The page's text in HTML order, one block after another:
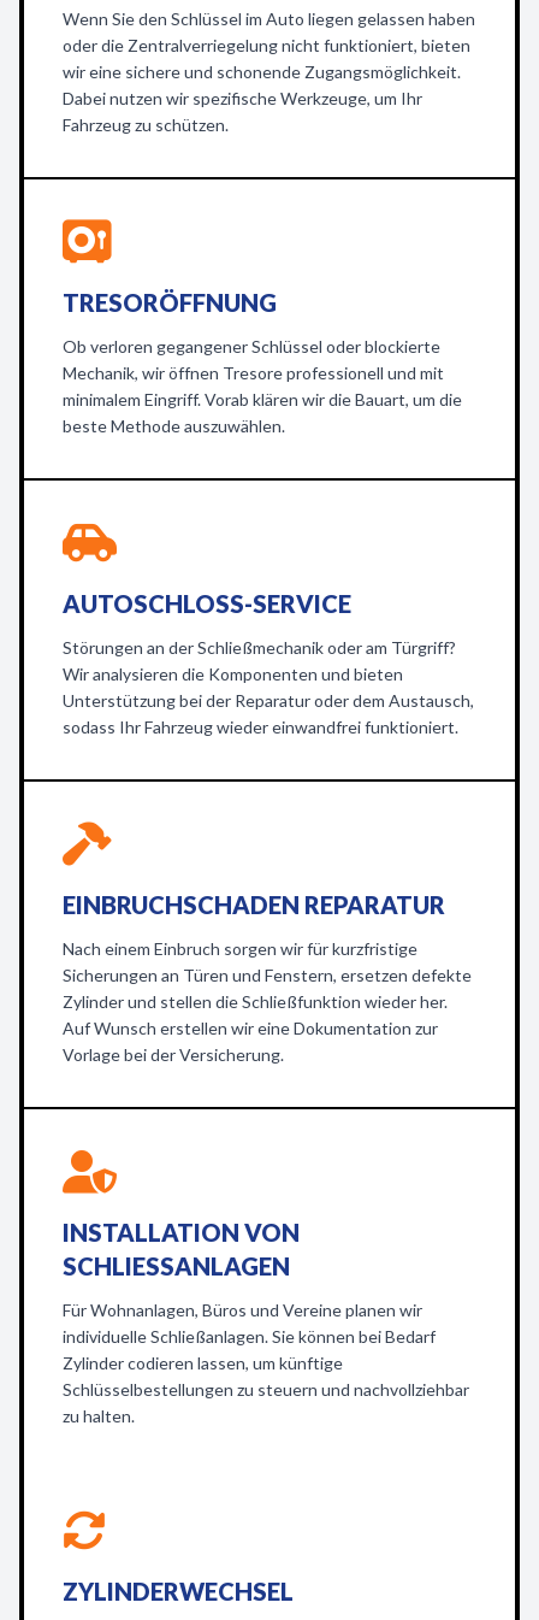
Wenn Sie den Schlüssel im Auto liegen gelassen haben
oder die Zentralverriegelung nicht funktioniert, bieten
wir eine sichere und schonende Zugangsmöglichkeit.
Dabei nutzen wir spezifische Werkzeuge, um Ihr
Fahrzeug zu schützen.
TRESORÖFFNUNG
Ob verloren gegangener Schlüssel oder blockierte
Mechanik, wir öffnen Tresore professionell und mit
minimalem Eingriff. Vorab klären wir die Bauart, um die
beste Methode auszuwählen.
AUTOSCHLOSS-SERVICE
Störungen an der Schließmechanik oder am Türgriff?
Wir analysieren die Komponenten und bieten
Unterstützung bei der Reparatur oder dem Austausch,
sodass Ihr Fahrzeug wieder einwandfrei funktioniert.
EINBRUCHSCHADEN REPARATUR
Nach einem Einbruch sorgen wir für kurzfristige
Sicherungen an Türen und Fenstern, ersetzen defekte
Zylinder und stellen die Schließfunktion wieder her.
Auf Wunsch erstellen wir eine Dokumentation zur
Vorlage bei der Versicherung.
INSTALLATION VON
SCHLIESSANLAGEN
Für Wohnanlagen, Büros und Vereine planen wir
individuelle Schließanlagen. Sie können bei Bedarf
Zylinder codieren lassen, um künftige
Schlüsselbestellungen zu steuern und nachvollziehbar
zu halten.
ZYLINDERWECHSEL